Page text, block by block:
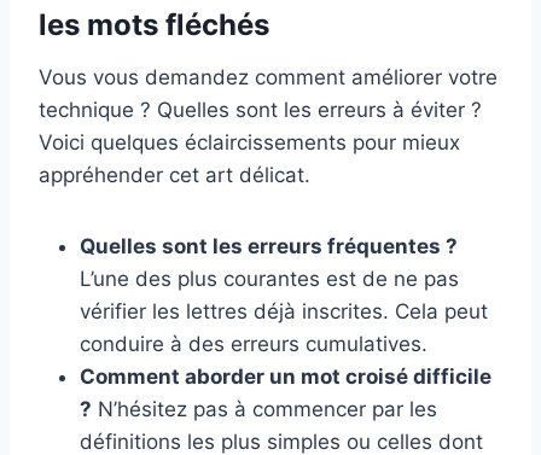
les mots fléchés
Vous vous demandez comment améliorer votre
technique ? Quelles sont les erreurs à éviter ?
Voici quelques éclaircissements pour mieux
appréhender cet art délicat.
Quelles sont les erreurs fréquentes ?
L’une des plus courantes est de ne pas
vérifier les lettres déjà inscrites. Cela peut
conduire à des erreurs cumulatives.
Comment aborder un mot croisé difficile
? N’hésitez pas à commencer par les
définitions les plus simples ou celles dont